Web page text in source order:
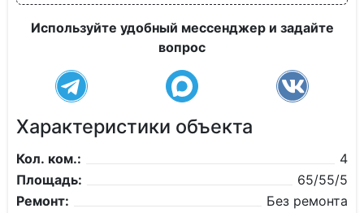
Используйте удобный мессенджер и задайте
вопрос
Характеристики объекта
Кол. ком.:
4
Площадь:
65/55/5
Ремонт:
Без ремонта